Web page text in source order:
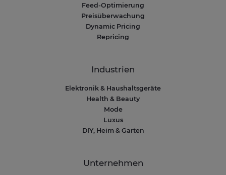
Feed-Optimierung
Preisüberwachung
Dynamic Pricing
Repricing
Industrien
Elektronik & Haushaltsgeräte
Health & Beauty
Mode
Luxus
DIY, Heim & Garten
Unternehmen